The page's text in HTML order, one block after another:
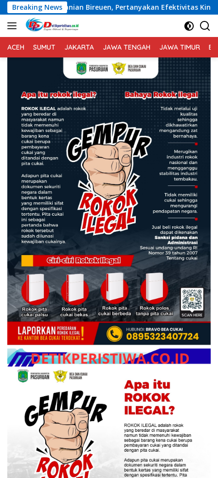
Langsung
ke
konten
Breaking News
Pertanyakan Efektivitas Kinerja Dinas Pertanian
ACEH SUMUT JAKARTA JAWA TENGAH JAWA TIMUR